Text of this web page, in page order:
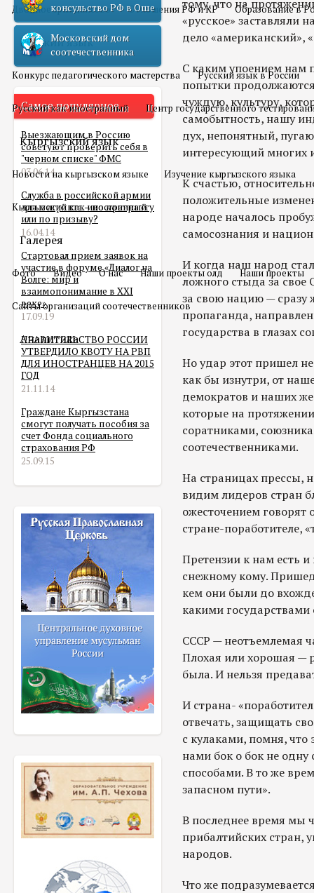
Двойное гражданство Отношения РФ и КР Образование в
Русский язык
Конкурс педагогического мастерства Русский язык в России
Русский как иностранный Центр государственного
Кыргызский язык
Новости на кыргызском языке Изучение кыргызского языка
Кыргызский как иностранный
Галерея
Фото Видео О нас Наши проекты олд Наши проекты
Сайты организаций соотечественников
Аналитика
консульство РФ в Оше
Московский дом
соотечественника
Самое популярное
Выезжающим в Россию
советуют проверить себя в
"черном списке" ФМС
03.06.14
Служба в российской армии
для мигранта – по контракту
или по призыву?
16.04.14
Стартовал прием заявок на
участие в форуме «Диалог на
Волге: мир и
взаимопонимание в XXI
веке»
17.09.19
ПРАВИТЕЛЬСТВО РОССИИ
УТВЕРДИЛО КВОТУ НА РВП
ДЛЯ ИНОСТРАНЦЕВ НА 2015
ГОД
21.11.14
Граждане Кыргызстана
смогут получать пособия за
счет Фонда социального
страхования РФ
25.09.15
тому, что на
«русское» заставляли
дело «американский»,
С каким упоением нам
попытки
чуждую, культуру,
самобытность, нашу
дух, непонятный,
интересующий многих
К счастью,
положительные
народе началось
самосознания и
И когда наш народ
ложного стыда за свое
за свою нацию — сразу
пропаганда,
государства в глазах
Но удар этот пришел
как бы изнутри, от
демократов и наших
которые на
соратниками,
соотечественниками.
На страницах прессы,
видим лидеров стран
ожесточением говорят
стране-поработителе,
Претензии к нам есть
снежному кому.
кем они были до
какими государствами
СССР — неотъемлемая
Плохая или хорошая —
была. И нельзя
И страна-
отвечать, защищать
с кулаками, помня,
нами бок о бок не
способами. В то же
запасном пути».
В последнее время мы
прибалтийских стран,
народов.
Что же